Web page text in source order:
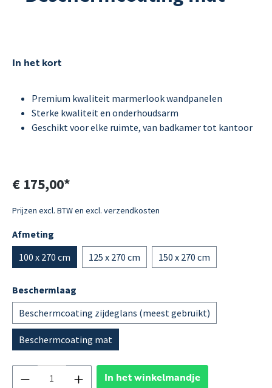
In het kort
Premium kwaliteit marmerlook wandpanelen
Sterke kwaliteit en onderhoudsarm
Geschikt voor elke ruimte, van badkamer tot kantoor
€ 175,00*
Prijzen excl. BTW en excl. verzendkosten
Afmeting
100 x 270 cm
125 x 270 cm 150 x 270 cm
Beschermlaag
Beschermcoating zijdeglans (meest gebruikt)
Beschermcoating mat
In het winkelmandje